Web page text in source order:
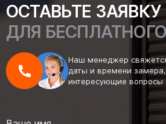
ОСТАВЬТЕ ЗАЯВКУ
ДЛЯ
Наш менеджер
даты и времени
интересующие вопросы